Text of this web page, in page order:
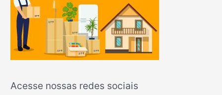
Acesse nossas redes sociais